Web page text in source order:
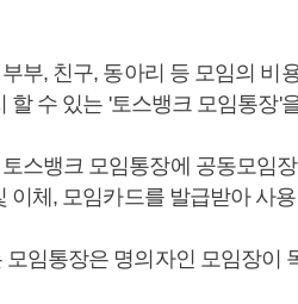
부, 친구, 동아리 등 모임의 비
할 수 있는 '토스뱅크 모임통장'
스뱅크 모임통장에 공동모임
이체, 모임카드를 발급받아 사
모임통장은 명의자인 모임장이